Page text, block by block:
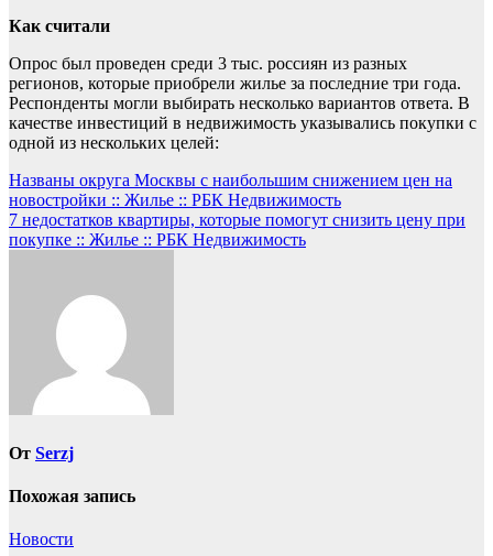
Как считали
Опрос был проведен среди 3 тыс. россиян из разных
регионов, которые приобрели жилье за последние три года.
Респонденты могли выбирать несколько вариантов ответа. В
качестве инвестиций в недвижимость указывались покупки с
одной из нескольких целей:
Навигация
по
записям
Названы округа Москвы с наибольшим снижением цен на
новостройки :: Жилье :: РБК Недвижимость
7 недостатков квартиры, которые помогут снизить цену при
покупке :: Жилье :: РБК Недвижимость
От Serzj
Похожая запись
Новости